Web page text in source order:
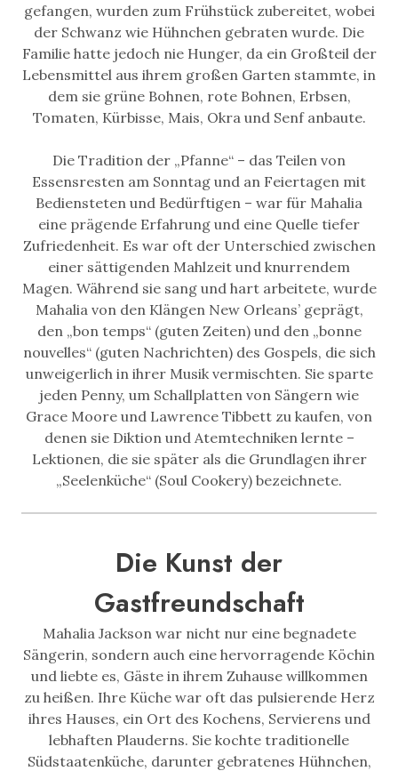
gefangen, wurden zum Frühstück zubereitet, wobei
der Schwanz wie Hühnchen gebraten wurde. Die
Familie hatte jedoch nie Hunger, da ein Großteil der
Lebensmittel aus ihrem großen Garten stammte, in
dem sie grüne Bohnen, rote Bohnen, Erbsen,
Tomaten, Kürbisse, Mais, Okra und Senf anbaute.
Die Tradition der „Pfanne“ – das Teilen von
Essensresten am Sonntag und an Feiertagen mit
Bediensteten und Bedürftigen – war für Mahalia
eine prägende Erfahrung und eine Quelle tiefer
Zufriedenheit. Es war oft der Unterschied zwischen
einer sättigenden Mahlzeit und knurrendem
Magen. Während sie sang und hart arbeitete, wurde
Mahalia von den Klängen New Orleans’ geprägt,
den „bon temps“ (guten Zeiten) und den „bonne
nouvelles“ (guten Nachrichten) des Gospels, die sich
unweigerlich in ihrer Musik vermischten. Sie sparte
jeden Penny, um Schallplatten von Sängern wie
Grace Moore und Lawrence Tibbett zu kaufen, von
denen sie Diktion und Atemtechniken lernte –
Lektionen, die sie später als die Grundlagen ihrer
„Seelenküche“ (Soul Cookery) bezeichnete.
Die Kunst der
Gastfreundschaft
Mahalia Jackson war nicht nur eine begnadete
Sängerin, sondern auch eine hervorragende Köchin
und liebte es, Gäste in ihrem Zuhause willkommen
zu heißen. Ihre Küche war oft das pulsierende Herz
ihres Hauses, ein Ort des Kochens, Servierens und
lebhaften Plauderns. Sie kochte traditionelle
Südstaatenküche, darunter gebratenes Hühnchen,